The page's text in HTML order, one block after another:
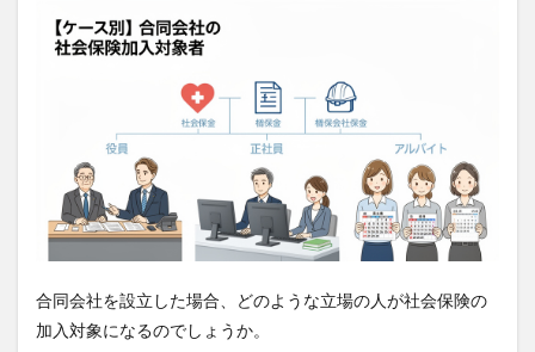
合同会社を設立した場合、どのような立場の人が社会保険の
加入対象になるのでしょうか。